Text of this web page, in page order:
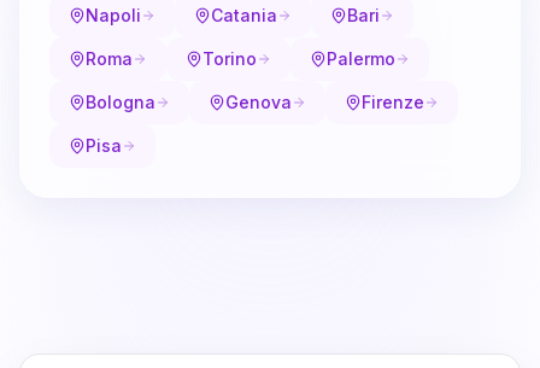
Napoli Catania Bari
Roma Torino Palermo
Bologna Genova Firenze
Pisa